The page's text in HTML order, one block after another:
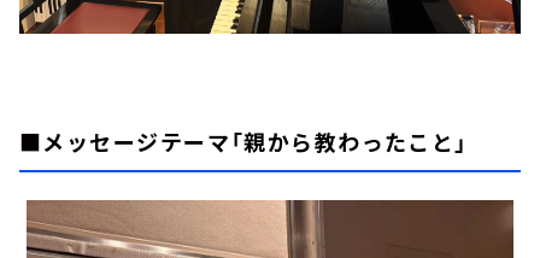
■メッセージテーマ「親から教わったこと」